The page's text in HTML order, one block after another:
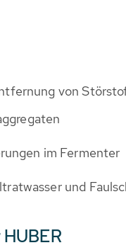
von
im Fermenter
und